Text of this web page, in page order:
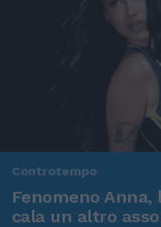
Controtempo
Fenomeno
cala un altro asso